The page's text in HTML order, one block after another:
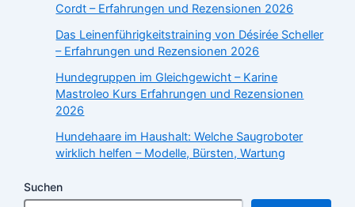
Cordt – Erfahrungen und Rezensionen 2026
Das Leinenführigkeitstraining von Désirée Scheller
– Erfahrungen und Rezensionen 2026
Hundegruppen im Gleichgewicht – Karine
Mastroleo Kurs Erfahrungen und Rezensionen
2026
Hundehaare im Haushalt: Welche Saugroboter
wirklich helfen – Modelle, Bürsten, Wartung
Suchen